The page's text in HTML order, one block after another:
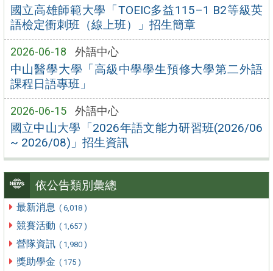
國立高雄師範大學「TOEIC多益115–1 B2等級英
語檢定衝刺班（線上班）」招生簡章
2026-06-18 外語中心
中山醫學大學「高級中學學生預修大學第二外語
課程日語專班」
2026-06-15 外語中心
國立中山大學「2026年語文能力研習班(2026/06
~ 2026/08)」招生資訊
依公告類別彙總
最新消息 ( 6,018 )
競賽活動 ( 1,657 )
營隊資訊 ( 1,980 )
獎助學金 ( 175 )